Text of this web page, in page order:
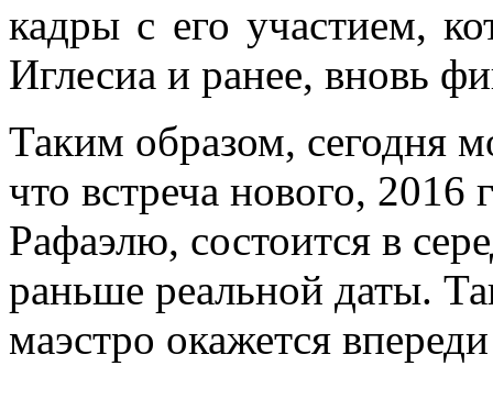
кадры с его участием,
Иглесиа и ранее, вновь
Таким образом, сегодня
что встреча нового, 2016
Рафаэлю, состоится в
раньше реальной даты.
маэстро окажется